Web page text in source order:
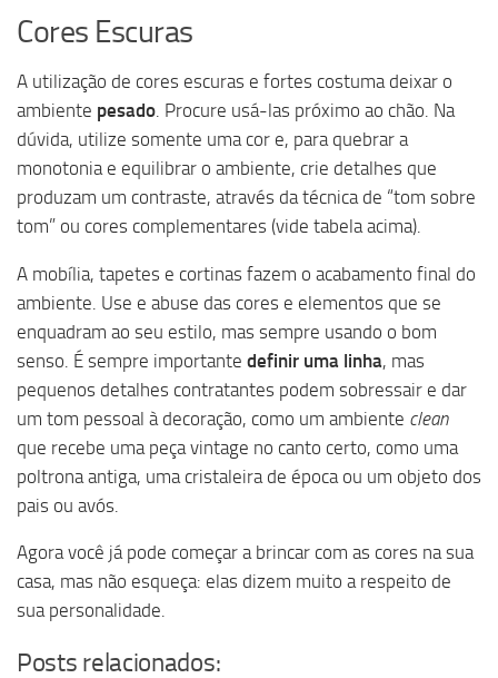
Cores Escuras
A utilização de cores escuras e fortes costuma deixar o
ambiente pesado . Procure usá-las próximo ao chão. Na
dúvida, utilize somente uma cor e, para quebrar a
monotonia e equilibrar o ambiente, crie detalhes que
produzam um contraste, através da técnica de “tom sobre
tom” ou cores complementares (vide tabela acima).
A mobília, tapetes e cortinas fazem o acabamento final do
ambiente. Use e abuse das cores e elementos que se
enquadram ao seu estilo, mas sempre usando o bom
senso. É sempre importante definir uma linha, mas
pequenos detalhes contratantes podem sobressair e dar
um tom pessoal à decoração, como um ambiente clean
que recebe uma peça vintage no canto certo, como uma
poltrona antiga, uma cristaleira de época ou um objeto dos
pais ou avós.
Agora você já pode começar a brincar com as cores na sua
casa, mas não esqueça: elas dizem muito a respeito de
sua personalidade.
Posts relacionados: